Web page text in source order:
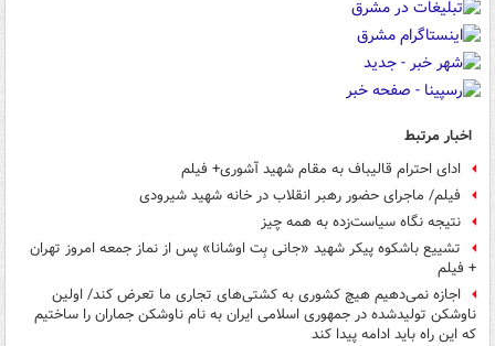
اخبار مرتبط
ادای احترام قالیباف به مقام شهید آشوری+ فیلم
فیلم/ ماجرای حضور رهبر انقلاب در خانه شهید شیرودی
نتیجه نگاه سیاست‌زده به همه چیز
تشییع باشکوه پیکر شهید «جانی بِت اوشانا» پس از نماز جمعه امروز تهران
+ فیلم
اجازه نمی‌دهیم هیچ کشوری به کشتی‌های تجاری ما تعرض کند/ اولین
ناوشکن تولیدشده در جمهوری اسلامی ایران به نام ناوشکن جماران را ساختیم
که این راه باید ادامه پیدا کند